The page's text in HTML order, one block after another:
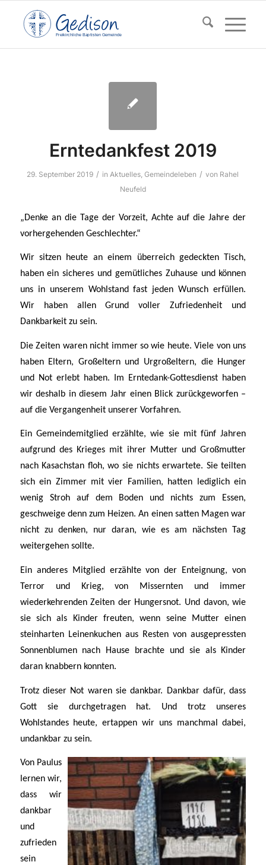
F reikirchlic heBa ptisten Gemeinde
Erntedankfest 2019
29. September 2019 / inAktuelles,Gemeindeleben / von Rahel
Neufeld
„Denke an die Tage der Vorzeit, Achte auf die Jahre der
vorhergehenden Geschlechter.“
Wir sitzen heute an einem überreich gedeckten Tisch,
haben ein sicheres und gemütliches Zuhause und können
uns in unserem Wohlstand fast jeden Wunsch erfüllen.
Wir haben allen Grund voller Zufriedenheit und
Dankbarkeit zu sein.
Die Zeiten waren nicht immer so wie heute. Viele von uns
haben Eltern, Großeltern und Urgroßeltern, die Hunger
und Not erlebt haben. Im Erntedank-Gottesdienst haben
wir deshalb in diesem Jahr einen Blick zurückgeworfen –
auf die Vergangenheit unserer Vorfahren.
Ein Gemeindemitglied erzählte, wie sie mit fünf Jahren
aufgrund des Krieges mit ihrer Mutter und Großmutter
nach Kasachstan floh, wo sie nichts erwartete. Sie teilten
sich ein Zimmer mit vier Familien, hatten lediglich ein
wenig Stroh auf dem Boden und nichts zum Essen,
geschweige denn zum Heizen. An einen satten Magen war
nicht zu denken, nur daran, wie es am nächsten Tag
weitergehen sollte.
Ein anderes Mitglied erzählte von der Enteignung, von
Terror und Krieg, von Missernten und immer
wiederkehrenden Zeiten der Hungersnot. Und davon, wie
sie sich als Kinder freuten, wenn seine Mutter einen
steinharten Leinenkuchen aus Resten von ausgepressten
Sonnenblumen nach Hause brachte und sie als Kinder
daran knabbern konnten.
Trotz dieser Not waren sie dankbar. Dankbar dafür, dass
Gott sie durchgetragen hat. Und trotz unseres
Wohlstandes heute, ertappen wir uns manchmal dabei,
undankbar zu sein.
Von Paulus
lernen wir,
dass wir
dankbar
und
zufrieden
sein